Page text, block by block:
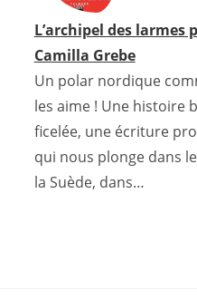
L’archipel des larmes
Camilla Grebe
Un polar nordique
les aime ! Une histoire
ficelée, une écriture
qui nous plonge dans
la Suède, dans…